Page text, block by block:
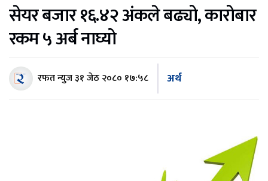
सेयर बजार १६.४२ अंकले बढ्यो, कारोबार
रकम ५ अर्ब नाघ्यो
रफत न्युज३१ जेठ २०८० १७:५८ अर्थ